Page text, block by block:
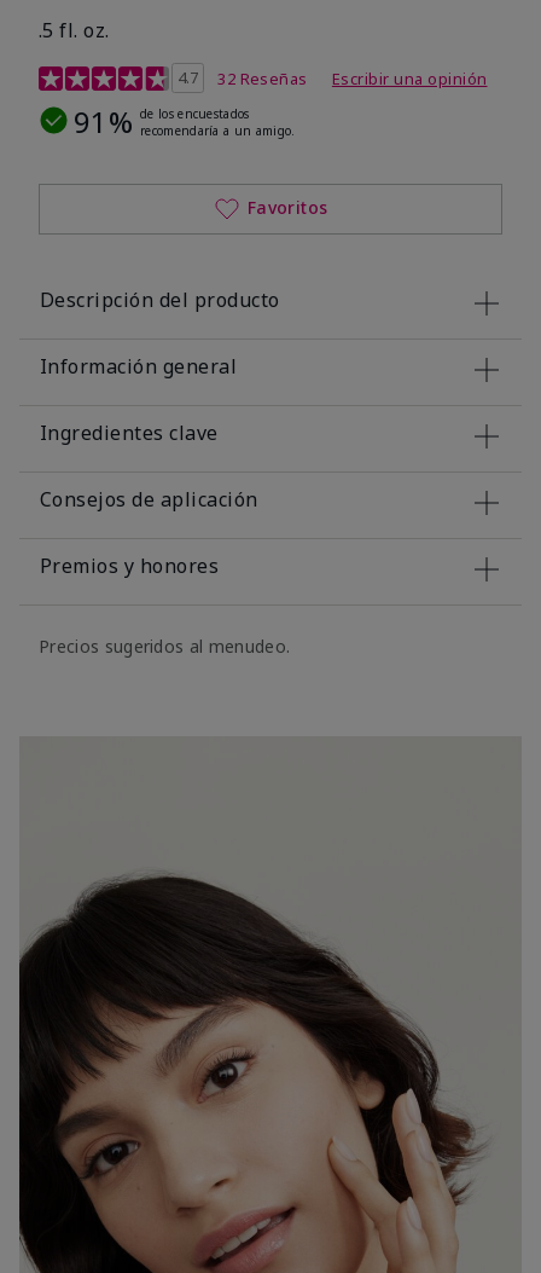
.5 fl. oz.
Calificación de clientes de 4 de 5
4.7 32 Reseñas Escribir una opinión
91% de los encuestados
recomendaría a un amigo.
Favoritos
Descripción del producto
Información general
Ingredientes clave
Consejos de aplicación
Premios y honores
Precios sugeridos al menudeo.